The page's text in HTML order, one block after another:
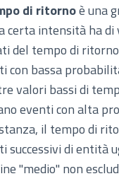
di ritornoè una
certa intensità ha
del tempo di
con bassa
valori bassi di
eventi con alta
il tempo di
successivi di entità
"medio" non